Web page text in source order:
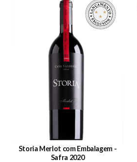
Storia Merlot com Embalagem -
Safra 2020